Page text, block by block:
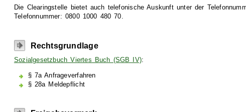
Die Clearingstelle bietet auch telefonische Auskunft unter der
Telefonnummer: 0800 1000 480 70.
Rechtsgrundlage
Sozialgesetzbuch Viertes Buch (SGB IV):
§ 7a Anfrageverfahren
§ 28a Meldepflicht